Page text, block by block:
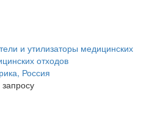
и утилизаторы медицинских
отходов
Россия